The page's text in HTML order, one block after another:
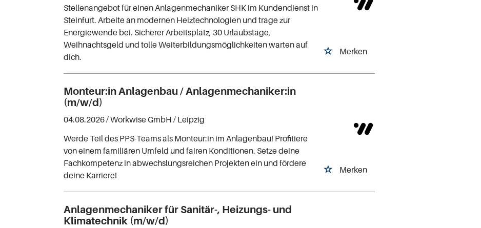
Merken
Stellenangebot für einen Anlagenmechaniker SHK im Kundendienst in
Steinfurt. Arbeite an modernen Heiztechnologien und trage zur
Energiewende bei. Sicherer Arbeitsplatz, 30 Urlaubstage,
Weihnachtsgeld und tolle Weiterbildungsmöglichkeiten warten auf
dich.
Monteur:in Anlagenbau / Anlagenmechaniker:in
(m/w/d)
Merken
04.08.2026 /Workwise GmbH / Leipzig
Werde Teil des PPS-Teams als Monteur:in im Anlagenbau! Profitiere
von einem familiären Umfeld und fairen Konditionen. Setze deine
Fachkompetenz in abwechslungsreichen Projekten ein und fördere
deine Karriere!
Anlagenmechaniker für Sanitär-, Heizungs- und
Klimatechnik (m/w/d)